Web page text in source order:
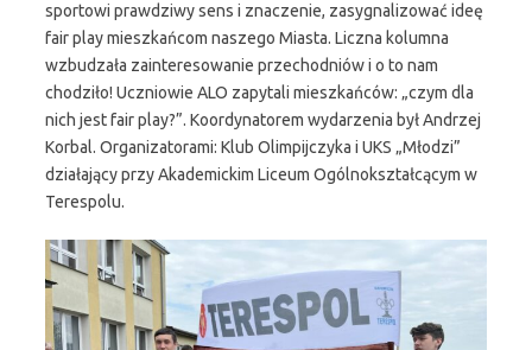
sportowi prawdziwy sens i znaczenie, zasygnalizować ideę
fair play mieszkańcom naszego Miasta. Liczna kolumna
wzbudzała zainteresowanie przechodniów i o to nam
chodziło! Uczniowie ALO zapytali mieszkańców: „czym dla
nich jest fair play?”. Koordynatorem wydarzenia był Andrzej
Korbal. Organizatorami: Klub Olimpijczyka i UKS „Młodzi”
działający przy Akademickim Liceum Ogólnokształcącym w
Terespolu.